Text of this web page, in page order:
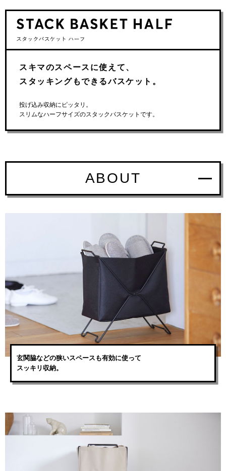
スキマのスペースに使えて、
スタッキングもできるバスケット。
投げ込み収納にピッタリ。
スリムなハーフサイズのスタックバスケットです。
ABOUT
玄関脇などの狭いスペースも有効に使って
スッキリ収納。